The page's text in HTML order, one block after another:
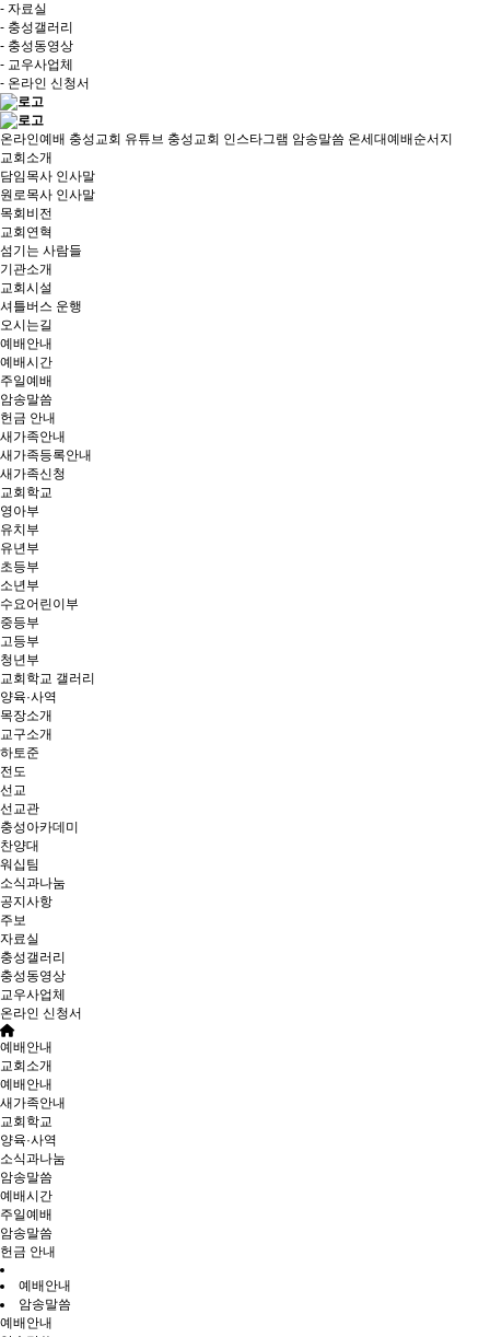
- 자료실
- 충성갤러리
- 충성동영상
- 교우사업체
- 온라인 신청서
온라인예배 충성교회 유튜브 충성교회 인스타그램 암송말씀 온세대예배순서지
교회소개
담임목사 인사말
원로목사 인사말
목회비전
교회연혁
섬기는 사람들
기관소개
교회시설
셔틀버스 운행
오시는길
예배안내
예배시간
주일예배
암송말씀
헌금 안내
새가족안내
새가족등록안내
새가족신청
교회학교
영아부
유치부
유년부
초등부
소년부
수요어린이부
중등부
고등부
청년부
교회학교 갤러리
양육·사역
목장소개
교구소개
하토준
전도
선교
선교관
충성아카데미
찬양대
워십팀
소식과나눔
공지사항
주보
자료실
충성갤러리
충성동영상
교우사업체
온라인 신청서
예배안내
교회소개
예배안내
새가족안내
교회학교
양육·사역
소식과나눔
암송말씀
예배시간
주일예배
암송말씀
헌금 안내
예배안내
암송말씀
예배안내